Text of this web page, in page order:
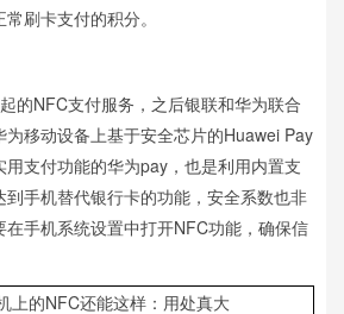
刷卡支付的积分。
的NFC支付服务，之后银联和华为联合
移动设备上基于安全芯片的Huawei Pay
支付功能的华为pay，也是利用内置支
手机替代银行卡的功能，安全系数也非
手机系统设置中打开NFC功能，确保信